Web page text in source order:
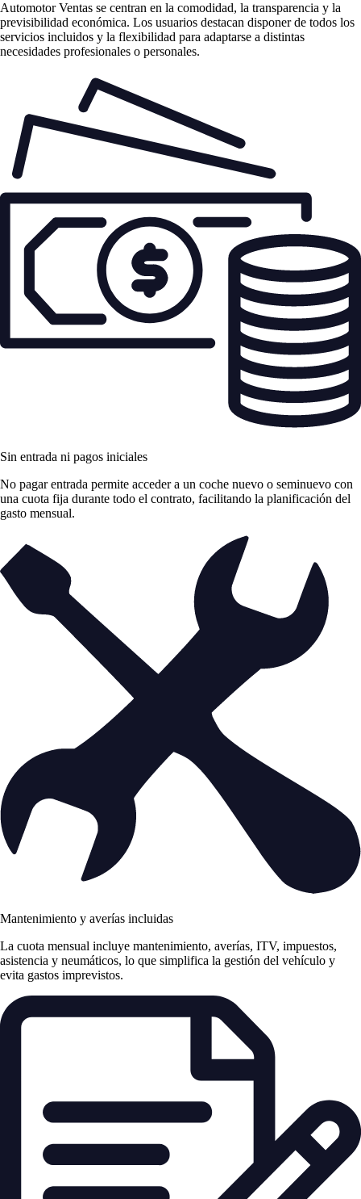
Automotor Ventas se centran en la comodidad, la transparencia y la
previsibilidad económica. Los usuarios destacan disponer de todos los
servicios incluidos y la flexibilidad para adaptarse a distintas
necesidades profesionales o personales.
Sin entrada ni pagos iniciales
No pagar entrada permite acceder a un coche nuevo o seminuevo con
una cuota fija durante todo el contrato, facilitando la planificación del
gasto mensual.
Mantenimiento y averías incluidas
La cuota mensual incluye mantenimiento, averías, ITV, impuestos,
asistencia y neumáticos, lo que simplifica la gestión del vehículo y
evita gastos imprevistos.